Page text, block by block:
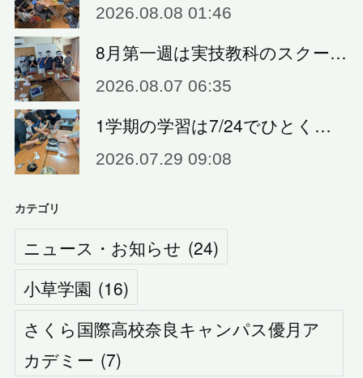
2026.08.08 01:46
8月第一週は実技教科のスクー…
2026.08.07 06:35
1学期の学習は7/24でひとく…
2026.07.29 09:08
カテゴリ
ニュース・お知らせ (24)
小草学園 (16)
さくら国際高校奈良キャンパス優月ア
カデミー (7)